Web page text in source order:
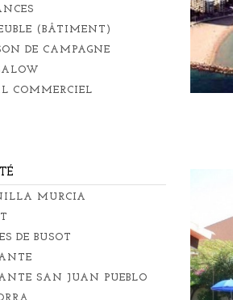
(BÂTIMENT)
DE CAMPAGNE
COMMERCIEL
MURCIA
DE BUSOT
SAN JUAN PUEBLO